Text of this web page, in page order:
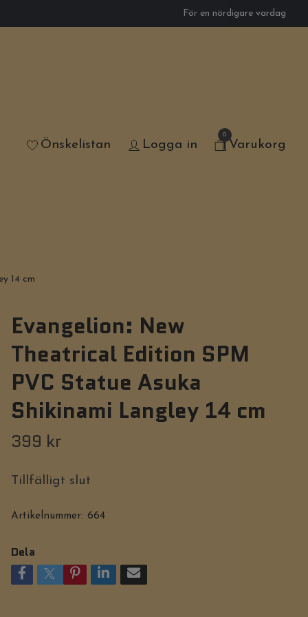
För en nördigare vardag
Önskelistan Logga in
0
Varukorg
14 cm
Evangelion: New
Theatrical Edition SPM
PVC Statue Asuka
Shikinami Langley 14 cm
399 kr
Tillfälligt slut
Artikelnummer: 664
Dela